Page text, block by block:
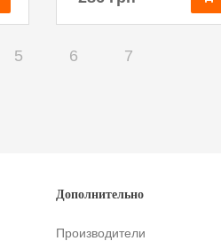
5 6
7
Дополнительно
Производители